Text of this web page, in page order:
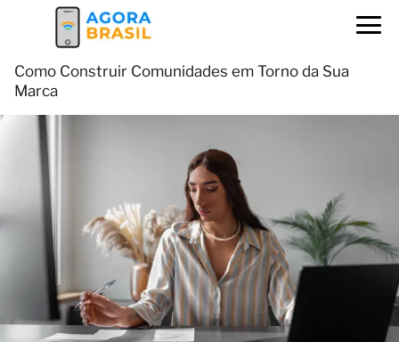
Como Construir Comunidades em Torno da Sua
Marca